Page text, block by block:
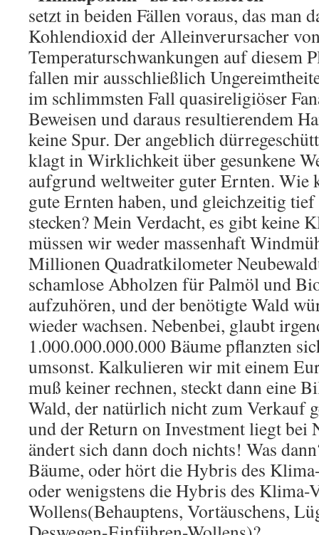
setzt in beiden Fällen voraus, das man
Kohlendioxid der Alleinverursacher
Temperaturschwankungen auf diesem
fallen mir ausschließlich
im schlimmsten Fall quasireligiöser
Beweisen und daraus resultierendem
keine Spur. Der angeblich
klagt in Wirklichkeit über gesunkene
aufgrund weltweiter guter Ernten. Wie
gute Ernten haben, und gleichzeitig
stecken? Mein Verdacht, es gibt keine
müssen wir weder massenhaft
Millionen Quadratkilometer
schamlose Abholzen für Palmöl und
aufzuhören, und der benötigte Wald
wieder wachsen. Nebenbei, glaubt
1.000.000.000.000 Bäume pflanzten
umsonst. Kalkulieren wir mit einem
muß keiner rechnen, steckt dann eine
Wald, der natürlich nicht zum Verkauf
und der Return on Investment liegt bei
ändert sich dann doch nichts! Was
Bäume, oder hört die Hybris des
oder wenigstens die Hybris des Klima-
Wollens(Behauptens, Vortäuschens,